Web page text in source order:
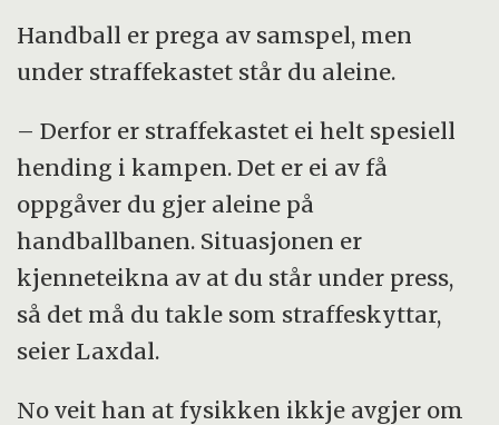
Handball er prega av samspel, men
under straffekastet står du aleine.
– Derfor er straffekastet ei helt spesiell
hending i kampen. Det er ei av få
oppgåver du gjer aleine på
handballbanen. Situasjonen er
kjenneteikna av at du står under press,
så det må du takle som straffeskyttar,
seier Laxdal.
No veit han at fysikken ikkje avgjer om